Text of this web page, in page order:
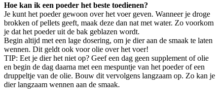
Hoe kan ik een poeder het beste toedienen?
Je kunt het poeder gewoon over het voer geven. Wanneer je droge
brokken of pellets geeft, maak deze dan nat met water. Zo voorkom
je dat het poeder uit de bak geblazen wordt.
Begin altijd met een lage dosering, om je dier aan de smaak te laten
wennen. Dit geldt ook voor olie over het voer!
TIP: Eet je dier het niet op? Geef een dag geen supplement of olie
en begin de dag daarna met een mespuntje van het poeder of een
druppeltje van de olie. Bouw dit vervolgens langzaam op. Zo kan je
dier langzaam wennen aan de smaak.